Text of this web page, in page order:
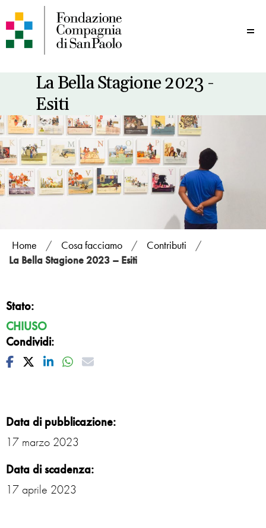
La Bella Stagione 2023 -
Esiti
Home / Cosa facciamo / Contributi
/
La Bella Stagione 2023 – Esiti
Stato:
CHIUSO
Condividi:
Facebook
TwitterLinkedinWhatsapp
Mail
Data di pubblicazione:
17 marzo 2023
Data di scadenza:
17 aprile 2023